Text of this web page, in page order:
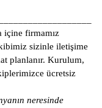
içine firmamız
sizinle iletişime
planlanır. Kurulum,
ücretsiz
neresinde